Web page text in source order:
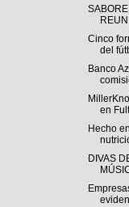
Cinco
del
Banco
en
Hecho
DIVAS